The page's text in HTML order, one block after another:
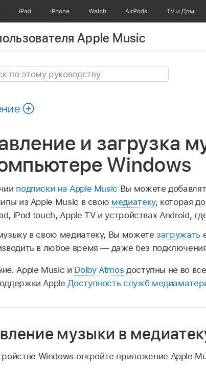
iPad iPhone Watch AirPods TV и Дом
Apple Music
и загрузка
Windows
подписки на Apple Music Вы можете
из Apple Music в свою медиатеку, которая
iPod touch, Apple TV и устройствах Android,
в свою медиатеку, Вы можете загружать
в любое время — даже без
Apple Music и Dolby Atmos доступны не во
Apple Доступность служб
музыки в
Windows откройте приложение Apple